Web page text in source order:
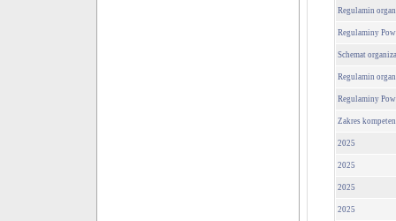
Regulamin
Regulaminy
Schemat
Regulamin
Regulaminy
Zakres
2025
2025
2025
2025